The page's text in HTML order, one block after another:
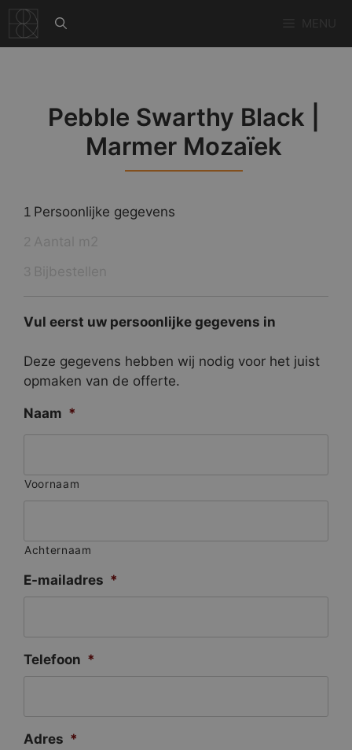
naar
de
Pebble Swarthy Black |
Marmer Mozaïek
1 Persoonlijke gegevens
Vul eerst uw persoonlijke gegevens in
Deze gegevens hebben wij nodig voor het juist
opmaken van de offerte.
Naam *
Voornaam
Achternaam
E-mailadres *
Telefoon *
Adres *